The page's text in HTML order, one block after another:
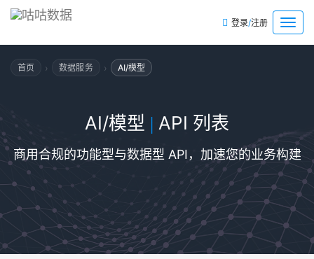
菜
单
登录/注册
首页 › 数据服务 › AI/模型
AI/模型 | API 列表
商用合规的功能型与数据型 API，加速您的业务构建